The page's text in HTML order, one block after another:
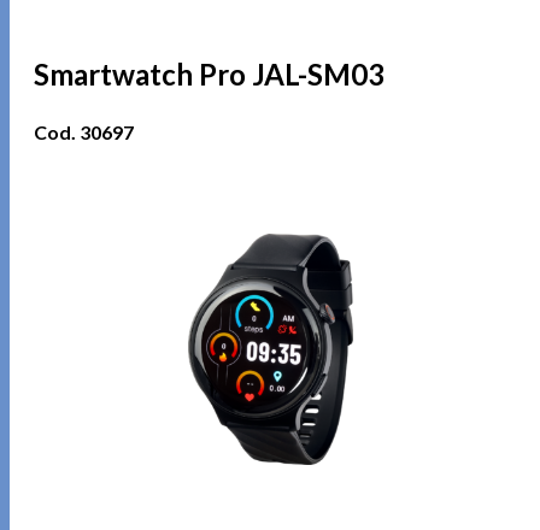
Smartwatch Pro JAL-SM03
Cod. 30697